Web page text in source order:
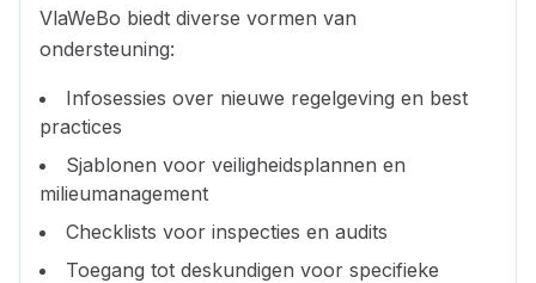
VlaWeBo biedt diverse vormen van
ondersteuning:
Infosessies over nieuwe regelgeving en best
practices
Sjablonen voor veiligheidsplannen en
milieumanagement
Checklists voor inspecties en audits
Toegang tot deskundigen voor specifieke